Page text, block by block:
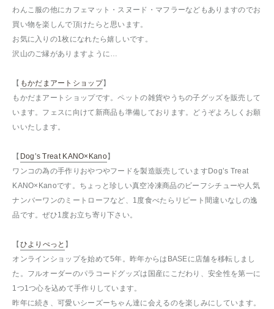
わんこ服の他にカフェマット・スヌード・マフラーなどもありますのでお
買い物を楽しんで頂けたらと思います。
お気に入りの1枚になれたら嬉しいです。
沢山のご縁がありますように…
【 もかだまアートショップ】
もかだまアートショップです。ペットの雑貨やうちの子グッズを販売して
います。フェスに向けて新商品も準備しております。どうぞよろしくお願
いいたします。
【 Dog’s Treat KANO×Kano】
ワンコの為の手作りおやつやフードを製造販売していますDog’s Treat
KANO×Kanoです。ちょっと珍しい真空冷凍商品のビーフシチューや人気
ナンバーワンのミートローフなど、1度食べたらリピート間違いなしの逸
品です。ぜひ1度お立ち寄り下さい。
【ひよりぺっと 】
オンラインショップを始めて5年。昨年からはBASEに店舗を移転しまし
た。フルオーダーのパラコードグッズは国産にこだわり、安全性を第一に
1つ1つ心を込めて手作りしています。
昨年に続き、可愛いシーズーちゃん達に会えるのを楽しみにしています。